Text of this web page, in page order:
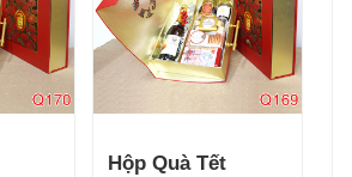
Hộp Quà Tết